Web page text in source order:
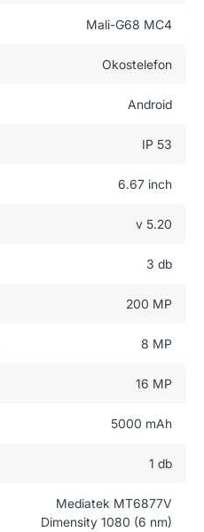
Mali-G68 MC4
Okostelefon
Android
IP 53
6.67 inch
v 5.20
3 db
200 MP
8 MP
16 MP
5000 mAh
1 db
Mediatek MT6877V
Dimensity 1080 (6 nm)